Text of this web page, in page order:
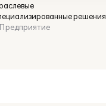
решения